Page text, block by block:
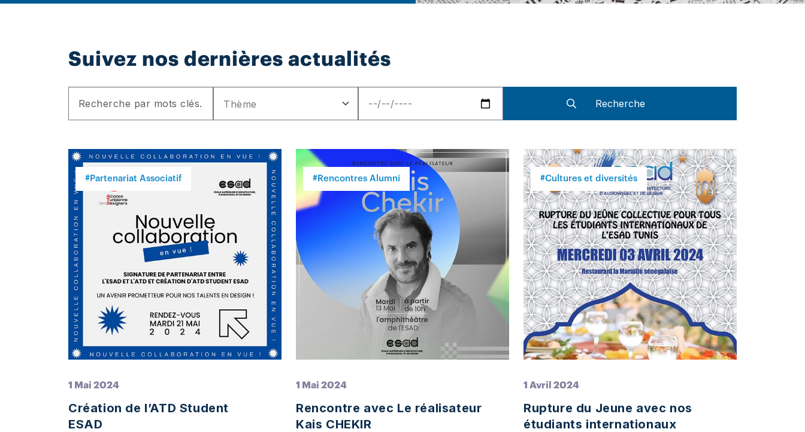
Suivez nos dernières actualités
Thème
#Partenariat Associatif
1 Mai 2024
Création de l’ATD Student
ESAD
#Rencontres Alumni
1 Mai 2024
Rencontre avec Le réalisateur
Kais CHEKIR
#Cultures et diversités
1 Avril 2024
Rupture du Jeune avec nos
étudiants internationaux